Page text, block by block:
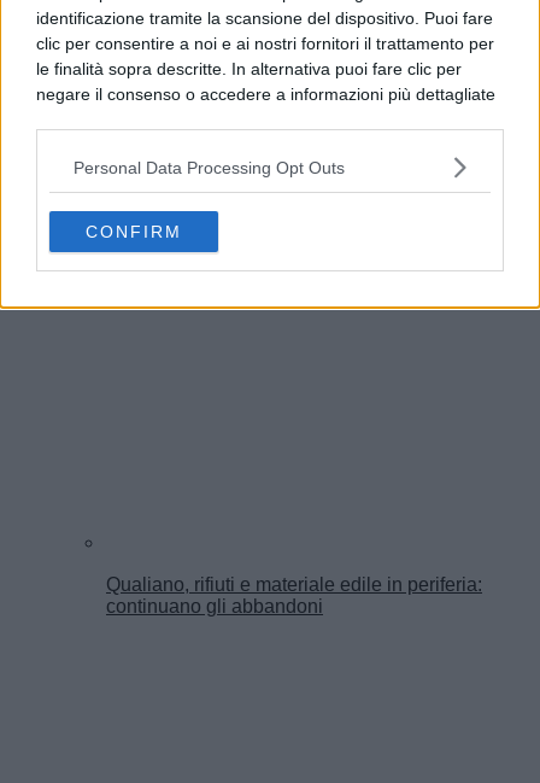
identificazione tramite la scansione del dispositivo. Puoi fare
clic per consentire a noi e ai nostri fornitori il trattamento per
le finalità sopra descritte. In alternativa puoi fare clic per
negare il consenso o accedere a informazioni più dettagliate
possono non richiedere il tuo consenso, ma hai il diritto di
opporti a tale trattamento. Le tue preferenze si
preferenze in qualsiasi momento ritornando su questo sito o
consultando la nostrainformativa sulla riservatezza.
Personal Data Processing Opt Outs
CONFIRM
Addio a Francesco Guccini, il poeta della musica
italiana si è spento
Qualiano, rifiuti e materiale edile in periferia:
continuano gli abbandoni